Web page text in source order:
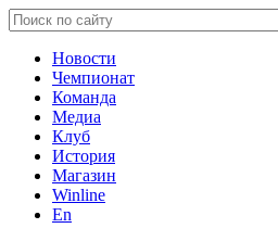
Новости
Чемпионат
Команда
Медиа
Клуб
История
Магазин
Winline
En